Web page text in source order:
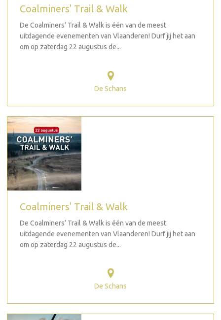
Coalminers' Trail & Walk
De Coalminers’ Trail & Walk is één van de meest
uitdagende evenementen van Vlaanderen! Durf jij het aan
om op zaterdag 22 augustus de...
De Schans
Coalminers' Trail & Walk
De Coalminers’ Trail & Walk is één van de meest
uitdagende evenementen van Vlaanderen! Durf jij het aan
om op zaterdag 22 augustus de...
De Schans